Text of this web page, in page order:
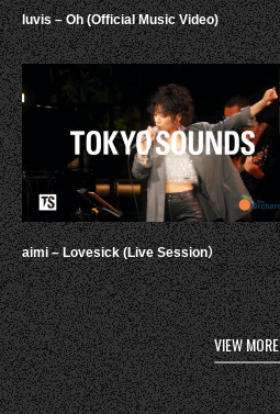
luvis – Oh (Official Music Video)
aimi – Lovesick (Live Session）
VIEW MORE